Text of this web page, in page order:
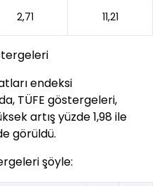
2,71 11,21
endeksi
TÜFE göstergeleri,
artış yüzde 1,98 ile
görüldü.
şöyle: